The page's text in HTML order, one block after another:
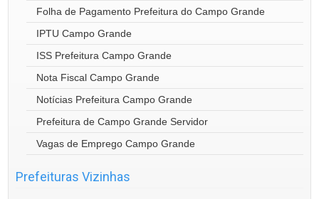
Folha de Pagamento Prefeitura do Campo Grande
IPTU Campo Grande
ISS Prefeitura Campo Grande
Nota Fiscal Campo Grande
Notícias Prefeitura Campo Grande
Prefeitura de Campo Grande Servidor
Vagas de Emprego Campo Grande
Prefeituras Vizinhas